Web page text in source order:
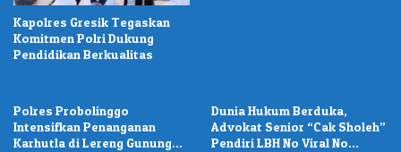
Kapolres Gresik Tegaskan
Komitmen Polri Dukung
Pendidikan Berkualitas
Polres Probolinggo
Intensifkan Penanganan
Karhutla di Lereng Gunung
Dunia Hukum Berduka,
Advokat Senior “Cak Sholeh”
Pendiri LBH No Viral No